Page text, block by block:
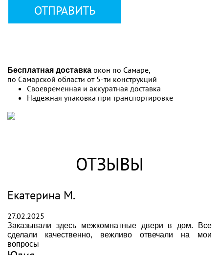
ОТПРАВИТЬ
Бесплатная доставка окон по Самаре,
по Самарской области от 5-ти конструкций
Своевременная и аккуратная доставка
Надежная упаковка при транспортировке
ОТЗЫВЫ
Екатерина М.
27.02.2025
Заказывали здесь межкомнатные двери в дом. Все
сделали качественно, вежливо отвечали на мои
вопросы